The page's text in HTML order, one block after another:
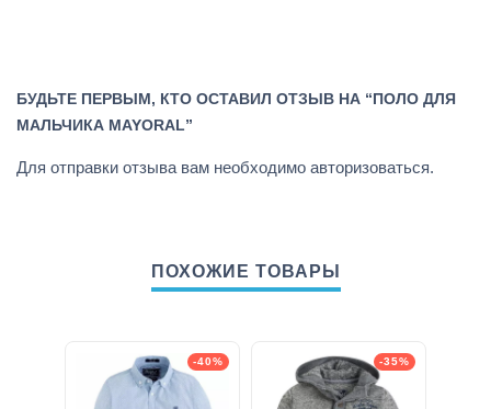
БУДЬТЕ ПЕРВЫМ, КТО ОСТАВИЛ ОТЗЫВ НА “ПОЛО ДЛЯ
МАЛЬЧИКА MAYORAL”
Для отправки отзыва вам необходимо авторизоваться.
ПОХОЖИЕ ТОВАРЫ
-40% -35%